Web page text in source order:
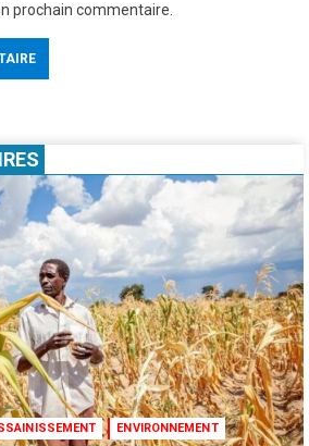
prochain commentaire.
ENVIRONNEMENT